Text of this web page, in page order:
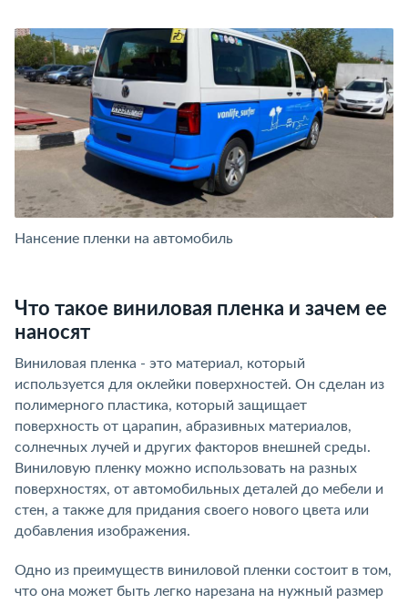
Нансение пленки на автомобиль
Что такое виниловая пленка и зачем ее
наносят
Виниловая пленка - это материал, который
используется для оклейки поверхностей. Он сделан из
полимерного пластика, который защищает
поверхность от царапин, абразивных материалов,
солнечных лучей и других факторов внешней среды.
Виниловую пленку можно использовать на разных
поверхностях, от автомобильных деталей до мебели и
стен, а также для придания своего нового цвета или
добавления изображения.
Одно из преимуществ виниловой пленки состоит в том,
что она может быть легко нарезана на нужный размер